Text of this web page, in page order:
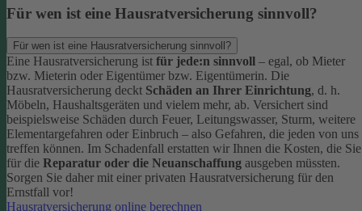
Für wen ist eine Hausratversicherung sinnvoll?
Für wen ist eine Hausratversicherung sinnvoll?
Eine Hausratversicherung ist für jede:n sinnvoll – egal, ob Mieter
bzw. Mieterin oder Eigentümer bzw. Eigentümerin. Die
Hausratversicherung deckt Schäden an Ihrer Einrichtung, d. h.
Möbeln, Haushaltsgeräten und vielem mehr, ab. Versichert sind
beispielsweise Schäden durch Feuer, Leitungswasser, Sturm, weitere
Elementargefahren oder Einbruch – also Gefahren, die jeden von uns
treffen können. Im Schadenfall erstatten wir Ihnen die Kosten, die Sie
für die Reparatur oder die Neuanschaffung ausgeben müssten.
Sorgen Sie daher mit einer privaten Hausratversicherung für den
Ernstfall vor!
Hausratversicherung online berechnen